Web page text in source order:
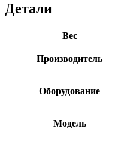
Детали
Вес
Производитель
Оборудование
Модель